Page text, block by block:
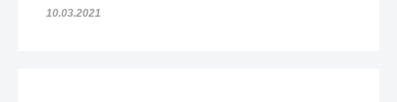
10.03.2021